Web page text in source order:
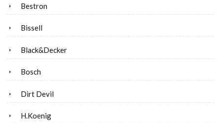
Bestron
Bissell
Black&Decker
Bosch
Dirt Devil
H.Koenig